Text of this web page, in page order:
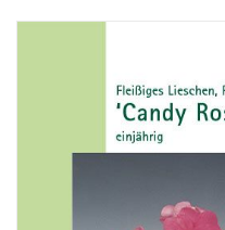
Geschenkideen